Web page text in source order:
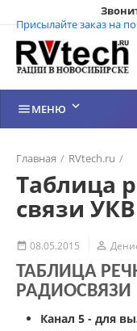
Присылайте заказ на
МЕНЮ 
Главная / RVtech.ru /
Таблица
связи
 08.05.2015 
ТАБЛИЦА
РАДИОСВЯЗИ
Канал 5 - для